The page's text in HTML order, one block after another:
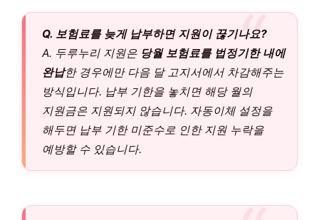
Q. 보험료를 늦게 납부하면 지원이 끊기나요?
A. 두루누리 지원은 당월 보험료를 법정기한 내에
완납한 경우에만 다음 달 고지서에서 차감해주는
방식입니다. 납부 기한을 놓치면 해당 월의
지원금은 지원되지 않습니다. 자동이체 설정을
해두면 납부 기한 미준수로 인한 지원 누락을
예방할 수 있습니다.